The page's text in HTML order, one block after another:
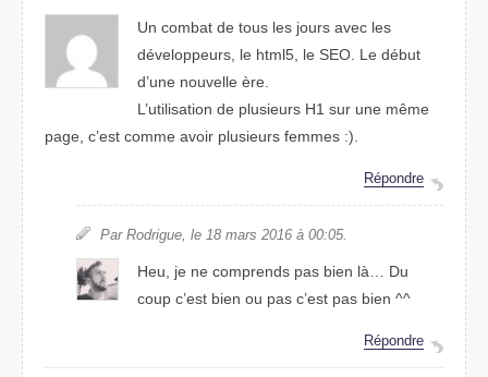
Un combat de tous les jours avec les
développeurs, le html5, le SEO. Le début
d’une nouvelle ère.
L’utilisation de plusieurs H1 sur une même
page, c’est comme avoir plusieurs femmes :).
Répondre
Par Rodrigue, le 18 mars 2016 à 00:05.
Heu, je ne comprends pas bien là… Du
coup c’est bien ou pas c’est pas bien ^^
Répondre